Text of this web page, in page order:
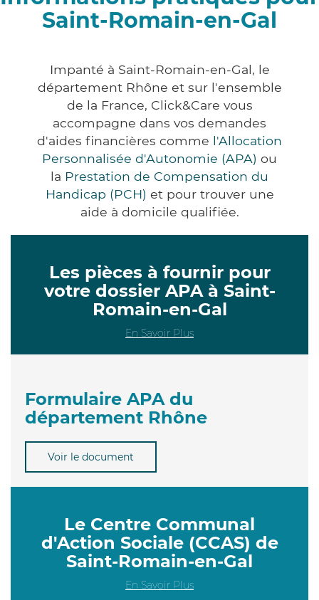
Saint-Romain-en-Gal
Impanté à Saint-Romain-en-Gal, le
département Rhône et sur l'ensemble
de la France, Click&Care vous
accompagne dans vos demandes
d'aides financières comme l'Allocation
Personnalisée d'Autonomie (APA) ou
la Prestation de Compensation du
Handicap (PCH) et pour trouver une
aide à domicile qualifiée.
Les pièces à fournir pour
votre dossier APA à Saint-
Romain-en-Gal
En Savoir Plus
Formulaire APA du
département Rhône
Voir le document
Le Centre Communal
d'Action Sociale (CCAS) de
Saint-Romain-en-Gal
En Savoir Plus